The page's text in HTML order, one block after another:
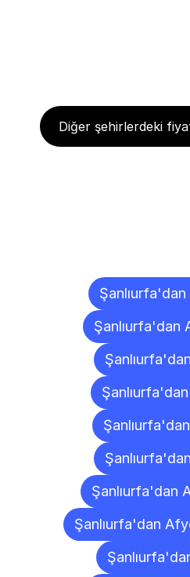
Diğer şehirlerdeki
Şanlıurfa'dan
Şanlıurfa'dan
Şanlıurfa'dan